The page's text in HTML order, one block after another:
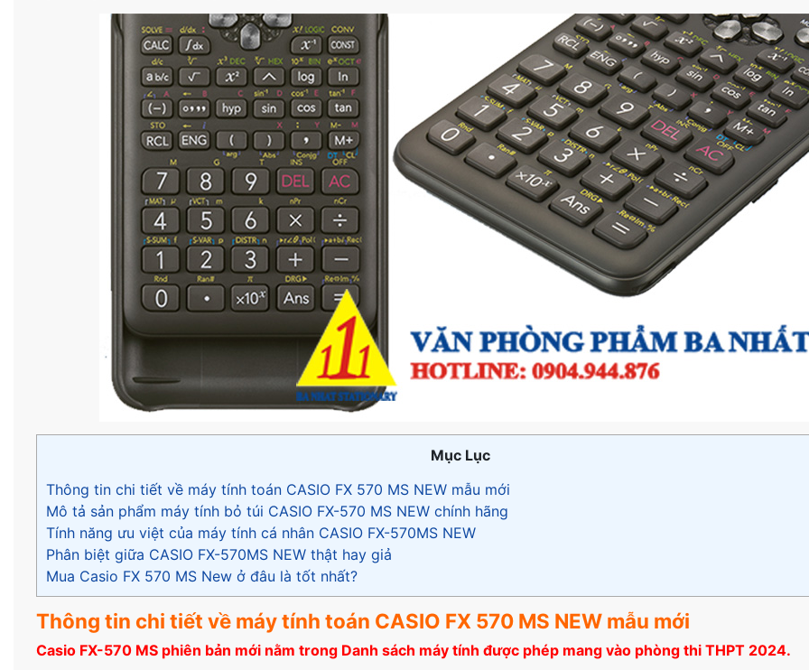
Mục Lục
Thông tin chi tiết về máy tính toán CASIO FX 570 MS NEW mẫu mới
Mô tả sản phẩm máy tính bỏ túi CASIO FX-570 MS NEW chính hãng
Tính năng ưu việt của máy tính cá nhân CASIO FX-570MS NEW
Phân biệt giữa CASIO FX-570MS NEW thật hay giả
Mua Casio FX 570 MS New ở đâu là tốt nhất?
Thông tin chi tiết về máy tính toán CASIO FX 570 MS NEW mẫu mới
Casio FX-570 MS phiên bản mới nằm trong Danh sách máy tính được phép mang vào phòng thi THPT 2024.